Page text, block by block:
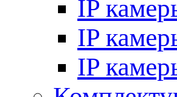
IP
IP
IP